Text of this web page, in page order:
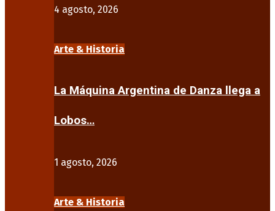
4 agosto, 2026
Arte & Historia
La Máquina Argentina de Danza llega a
Lobos…
1 agosto, 2026
Arte & Historia